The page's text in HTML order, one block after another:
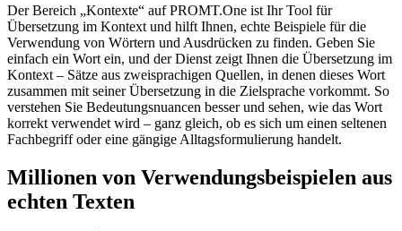
Der Bereich „Kontexte“ auf PROMT.One ist Ihr Tool für
Übersetzung im Kontext und hilft Ihnen, echte Beispiele für die
Verwendung von Wörtern und Ausdrücken zu finden. Geben Sie
einfach ein Wort ein, und der Dienst zeigt Ihnen die Übersetzung im
Kontext – Sätze aus zweisprachigen Quellen, in denen dieses Wort
zusammen mit seiner Übersetzung in die Zielsprache vorkommt. So
verstehen Sie Bedeutungsnuancen besser und sehen, wie das Wort
korrekt verwendet wird – ganz gleich, ob es sich um einen seltenen
Fachbegriff oder eine gängige Alltagsformulierung handelt.
Millionen von Verwendungsbeispielen aus
echten Texten